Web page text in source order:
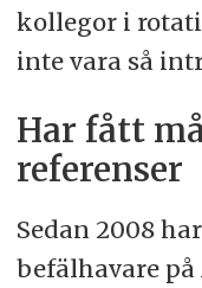
kollegor i
inte vara så
Har fått
referenser
Sedan 2008
befälhavare